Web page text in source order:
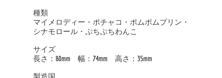
種類
マイメロディー・ポチャコ・ポムポムプリン・
シナモロール・ぷちぷちわんこ
サイズ
長さ：80mm 幅：74mm 高さ：35mm
製造国